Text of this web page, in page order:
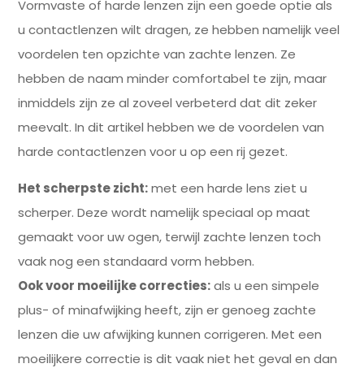
Vormvaste of harde lenzen zijn een goede optie als
u contactlenzen wilt dragen, ze hebben namelijk veel
voordelen ten opzichte van zachte lenzen. Ze
hebben de naam minder comfortabel te zijn, maar
inmiddels zijn ze al zoveel verbeterd dat dit zeker
meevalt. In dit artikel hebben we de voordelen van
harde contactlenzen voor u op een rij gezet.
Het scherpste zicht:met een harde lens ziet u
scherper. Deze wordt namelijk speciaal op maat
gemaakt voor uw ogen, terwijl zachte lenzen toch
vaak nog een standaard vorm hebben.
Ook voor moeilijke correcties:als u een simpele
plus- of minafwijking heeft, zijn er genoeg zachte
lenzen die uw afwijking kunnen corrigeren. Met een
moeilijkere correctie is dit vaak niet het geval en dan